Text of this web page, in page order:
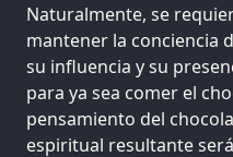
Naturalmente, se
mantener la conciencia
su influencia y su
para ya sea comer el
pensamiento del
espiritual resultante